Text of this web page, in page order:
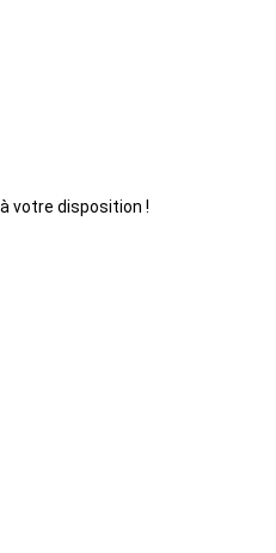
votre disposition !